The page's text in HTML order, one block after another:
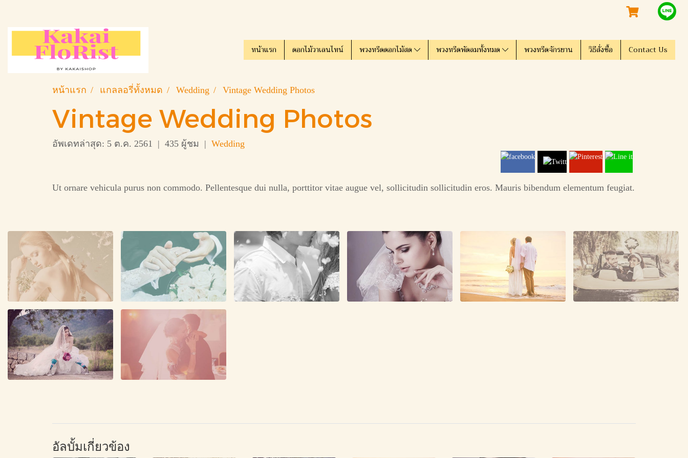
หน้าแรก ดอกไม้วาเลนไทน์ พวงหรีดดอกไม้สด พวงหรีดพัดลมทั้งหมด พวงหรีดจักรยาน วิธีสั่งซื้อ Contact Us
หน้าแรก แกลลอรี่ทั้งหมด Wedding Vintage Wedding Photos
Vintage Wedding Photos
อัพเดทล่าสุด: 5 ต.ค. 2561 | 435 ผู้ชม | Wedding
Ut ornare vehicula purus non commodo. Pellentesque dui nulla, porttitor vitae augue vel, sollicitudin sollicitudin eros. Mauris bibendum elementum feugiat.
อัลบั้มเกี่ยวข้อง